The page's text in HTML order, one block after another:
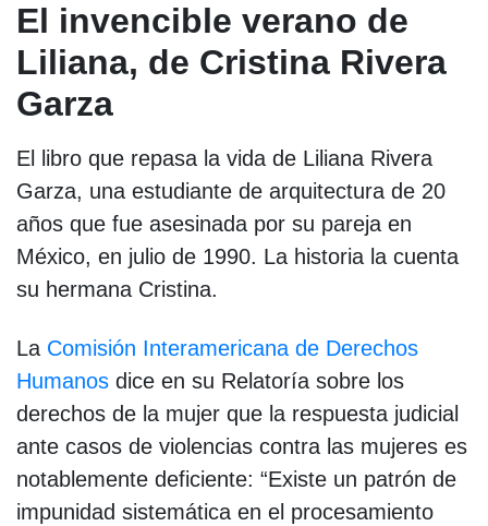
El invencible verano de
Liliana, de Cristina Rivera
Garza
El libro que repasa la vida de Liliana Rivera
Garza, una estudiante de arquitectura de 20
años que fue asesinada por su pareja en
México, en julio de 1990. La historia la cuenta
su hermana Cristina.
La Comisión Interamericana de Derechos
Humanos dice en su Relatoría sobre los
derechos de la mujer que la respuesta judicial
ante casos de violencias contra las mujeres es
notablemente deficiente: “Existe un patrón de
impunidad sistemática en el procesamiento